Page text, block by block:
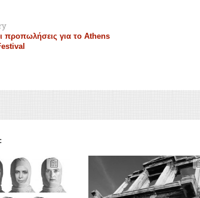
προπωλήσεις για το Athens